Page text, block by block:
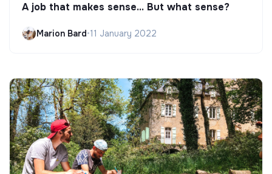
A job that makes sense... But what sense?
Marion Bard•11 January 2022